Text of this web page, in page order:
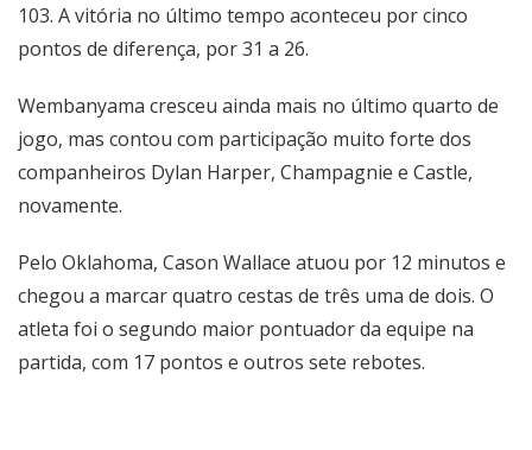
103. A vitória no último tempo aconteceu por cinco
pontos de diferença, por 31 a 26.
Wembanyama cresceu ainda mais no último quarto de
jogo, mas contou com participação muito forte dos
companheiros Dylan Harper, Champagnie e Castle,
novamente.
Pelo Oklahoma, Cason Wallace atuou por 12 minutos e
chegou a marcar quatro cestas de três uma de dois. O
atleta foi o segundo maior pontuador da equipe na
partida, com 17 pontos e outros sete rebotes.